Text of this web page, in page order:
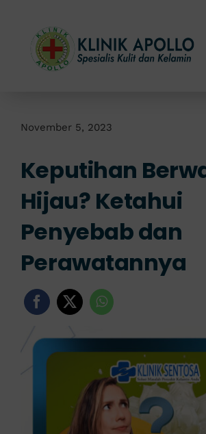
content
Layanan Kami
Info Klinik
November 5, 2023
Keputihan
Hijau? Ketahui
Penyebab dan
Perawatannya